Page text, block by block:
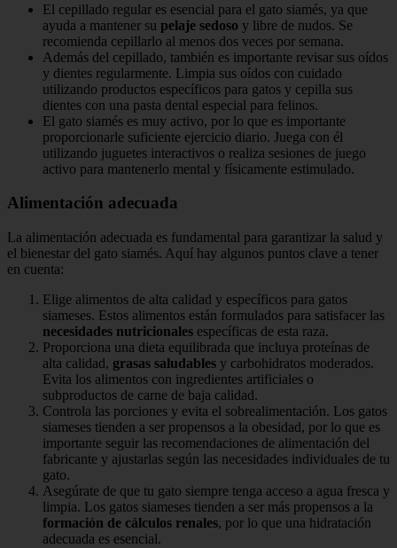
El cepillado regular es esencial para el gato siamés, ya que
ayuda a mantener su pelaje sedoso y libre de nudos. Se
recomienda cepillarlo al menos dos veces por semana.
Además del cepillado, también es importante revisar sus oídos
y dientes regularmente. Limpia sus oídos con cuidado
utilizando productos específicos para gatos y cepilla sus
dientes con una pasta dental especial para felinos.
El gato siamés es muy activo, por lo que es importante
proporcionarle suficiente ejercicio diario. Juega con él
utilizando juguetes interactivos o realiza sesiones de juego
activo para mantenerlo mental y físicamente estimulado.
Alimentación adecuada
La alimentación adecuada es fundamental para garantizar la salud y
el bienestar del gato siamés. Aquí hay algunos puntos clave a tener
en cuenta:
Elige alimentos de alta calidad y específicos para gatos
siameses. Estos alimentos están formulados para satisfacer las
necesidades nutricionales específicas de esta raza.
Proporciona una dieta equilibrada que incluya proteínas de
alta calidad, grasas saludables y carbohidratos moderados.
Evita los alimentos con ingredientes artificiales o
subproductos de carne de baja calidad.
Controla las porciones y evita el sobrealimentación. Los gatos
siameses tienden a ser propensos a la obesidad, por lo que es
importante seguir las recomendaciones de alimentación del
fabricante y ajustarlas según las necesidades individuales de tu
gato.
Asegúrate de que tu gato siempre tenga acceso a agua fresca y
limpia. Los gatos siameses tienden a ser más propensos a la
formación de cálculos renales, por lo que una hidratación
adecuada es esencial.